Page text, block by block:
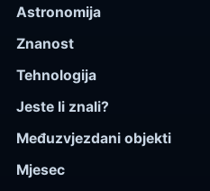
Astronomija
Znanost
Tehnologija
Jeste li znali?
Međuzvjezdani objekti
Mjesec